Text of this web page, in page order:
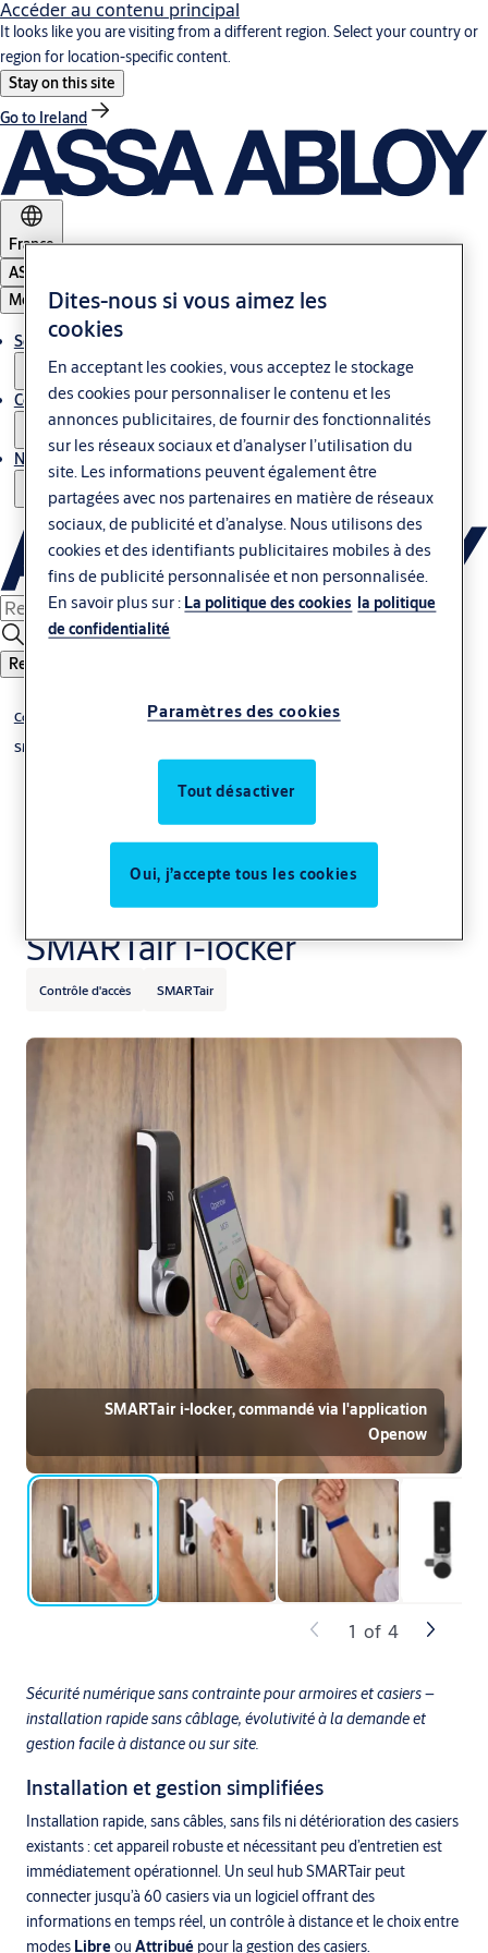
Accéder au contenu principal
It looks like you are visiting from a different region. Select your country or
region for location-specific content.
Stay on this site
Go to Ireland
France
ASSA ABLOY Group
Menu
Solutions
Contrôle d'accès & Glass
Nous contacter
Rechercher
Contrôle d'accès & Glass
SMARTair
SMARTair i-locker
Contrôle d'accès SMARTair
Sécurité numérique sans contrainte pour armoires et casiers –
installation rapide sans câblage, évolutivité à la demande et
gestion facile à distance ou sur site.
Installation et gestion simplifiées
Installation rapide, sans câbles, sans fils ni détérioration des casiers
existants : cet appareil robuste et nécessitant peu d’entretien est
immédiatement opérationnel. Un seul hub SMARTair peut
connecter jusqu’à 60 casiers via un logiciel offrant des
informations en temps réel, un contrôle à distance et le choix entre
modes Libreou Attribué pour la gestion des casiers.
SMARTair i-locker, commandé via l'application
Openow
1 of 4
Dites-nous si vous aimez les
cookies
En acceptant les cookies, vous acceptez le stockage
des cookies pour personnaliser le contenu et les
annonces publicitaires, de fournir des fonctionnalités
sur les réseaux sociaux et d’analyser l’utilisation du
site. Les informations peuvent également être
partagées avec nos partenaires en matière de réseaux
sociaux, de publicité et d’analyse. Nous utilisons des
cookies et des identifiants publicitaires mobiles à des
fins de publicité personnalisée et non personnalisée.
En savoir plus sur : La politique des cookies la politique
de confidentialité
Paramètres des cookies
Tout désactiver
Oui, j’accepte tous les cookies